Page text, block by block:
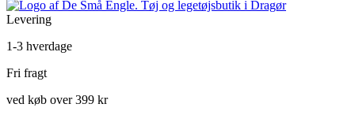
Levering
1-3 hverdage
Fri fragt
ved køb over 399 kr